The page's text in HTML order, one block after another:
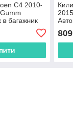
C4 2010-
в багажник
809